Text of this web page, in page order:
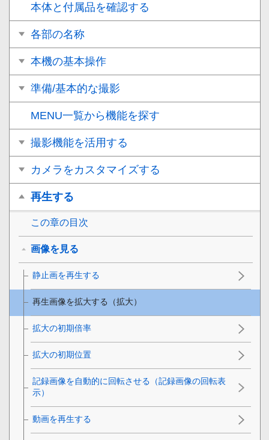
本体と付属品を確認する
各部の名称
本機の基本操作
準備/基本的な撮影
MENU一覧から機能を探す
撮影機能を活用する
カメラをカスタマイズする
再生する
この章の目次
画像を見る
静止画を再生する
再生画像を拡大する（拡大）
拡大の初期倍率
拡大の初期位置
記録画像を自動的に回転させる（記録画像の回転表
示）
動画を再生する